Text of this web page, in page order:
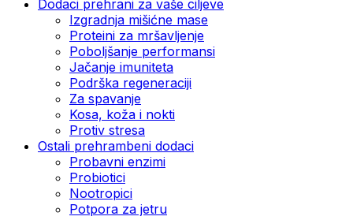
Dodaci prehrani za vaše ciljeve
Izgradnja mišićne mase
Proteini za mršavljenje
Poboljšanje performansi
Jačanje imuniteta
Podrška regeneraciji
Za spavanje
Kosa, koža i nokti
Protiv stresa
Ostali prehrambeni dodaci
Probavni enzimi
Probiotici
Nootropici
Potpora za jetru